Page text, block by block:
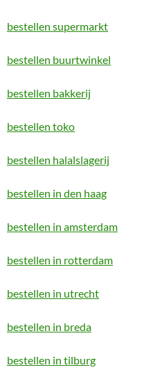
bestellen supermarkt
bestellen buurtwinkel
bestellen bakkerij
bestellen toko
bestellen halalslagerij
bestellen in den haag
bestellen in amsterdam
bestellen in rotterdam
bestellen in utrecht
bestellen in breda
bestellen in tilburg